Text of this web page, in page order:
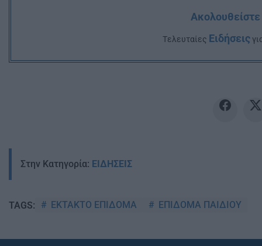
Tελευταίες Ειδήσεις
Στην Κατηγορία: ΕΙΔΗΣΕΙΣ
TAGS: ΕΚΤΑΚΤΟ ΕΠΙΔΟΜΑ ΕΠΙΔΟΜΑ ΠΑΙΔΙΟΥ